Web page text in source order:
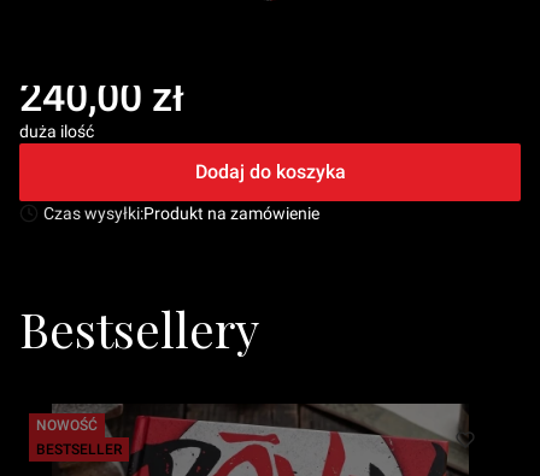
Cena
240,00 zł
duża ilość
Dodaj do koszyka
Czas wysyłki:Produkt na zamówienie
Bestsellery
BESTSELLER
NOWOŚĆ